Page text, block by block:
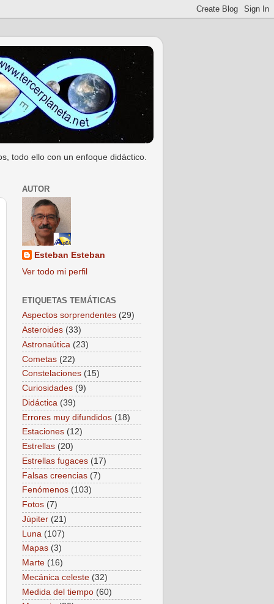
todo ello con un enfoque didáctico.
AUTOR
Esteban Esteban
Ver todo mi perfil
ETIQUETAS TEMÁTICAS
Aspectos sorprendentes (29)
Asteroides (33)
Astronaútica (23)
Cometas (22)
Constelaciones (15)
Curiosidades (9)
Didáctica (39)
Errores muy difundidos (18)
Estaciones (12)
Estrellas (20)
Estrellas fugaces (17)
Falsas creencias (7)
Fenómenos (103)
Fotos (7)
Júpiter (21)
Luna (107)
Mapas (3)
Marte (16)
Mecánica celeste (32)
Medida del tiempo (60)